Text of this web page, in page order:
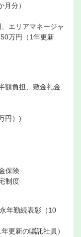
分）
エリアマネージャ
万円（1年更新
額負担、敷金礼金
円）)
保険
制度
年勤続表彰（10
更新の嘱託社員）